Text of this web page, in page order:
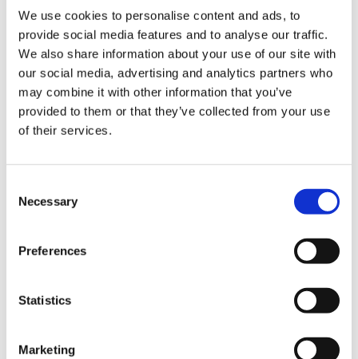
We use cookies to personalise content and ads, to
provide social media features and to analyse our traffic.
We also share information about your use of our site with
our social media, advertising and analytics partners who
may combine it with other information that you’ve
provided to them or that they’ve collected from your use
of their services.
Necessary
Preferences
Statistics
Marketing
VISA信用卡